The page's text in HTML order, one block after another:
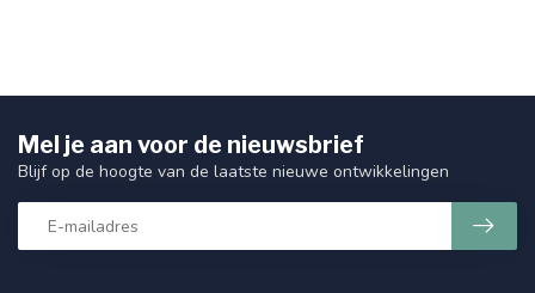
Mel je aan voor de nieuwsbrief
Blijf op de hoogte van de laatste nieuwe ontwikkelingen